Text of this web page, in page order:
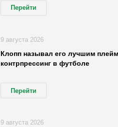
Перейти
Клопп называл его лучшим
контрпрессинг в футболе
Перейти
9 августа 2026
9 августа 2026